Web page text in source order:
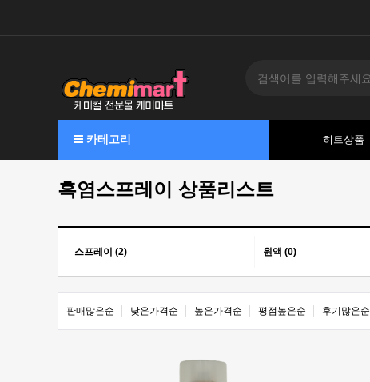
카테고리 히트상품
흑염스프레이 상품리스트
스프레이 (2) 원액 (0)
판매많은순 낮은가격순 높은가격순 평점높은순 후기많은순